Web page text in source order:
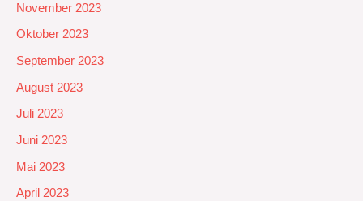
November 2023
Oktober 2023
September 2023
August 2023
Juli 2023
Juni 2023
Mai 2023
April 2023